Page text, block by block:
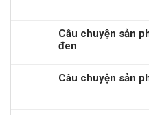
Câu chuyện sản
đen
Câu chuyện sản